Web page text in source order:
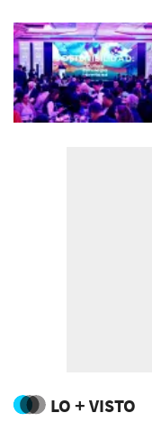
LO + VISTO